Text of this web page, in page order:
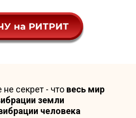
секрет - что весь мир
земли
человека